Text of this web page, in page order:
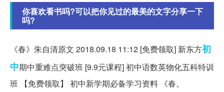
你喜欢看书吗?可以把你见过的最美的文字分享一下
吗?
《春》朱自清原文 2018.09.18 11:12 [免费领取] 新东方初
中期中重难点突破班 [9.9元课程] 初中语数英物化五科特训
班 【免费领取】 初中新学期必备学习资料 《春。